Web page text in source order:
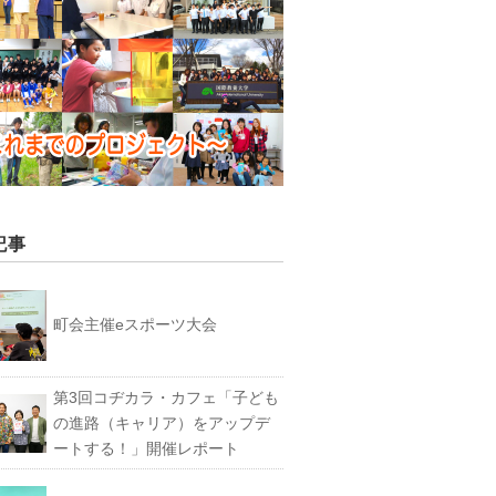
事
町会主催eスポーツ大会
第3回コヂカラ・カフェ「子ども
の進路（キャリア）をアップデ
ートする！」開催レポート